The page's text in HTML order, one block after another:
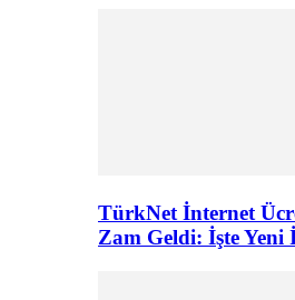
TürkNet İnternet
Zam Geldi: İşte Yeni